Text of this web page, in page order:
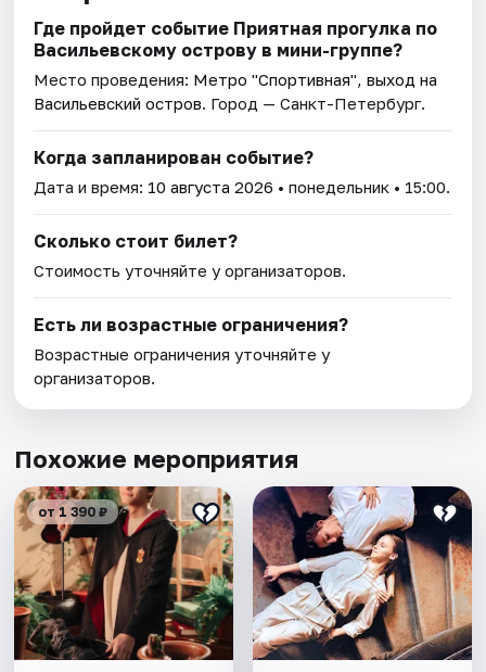
Где пройдет событие Приятная прогулка по
Васильевскому острову в мини-группе?
Место проведения: Метро "Спортивная", выход на
Васильевский остров. Город — Санкт-Петербург.
Когда запланирован событие?
Дата и время: 10 августа 2026 • понедельник • 15:00.
Сколько стоит билет?
Стоимость уточняйте у организаторов.
Есть ли возрастные ограничения?
Возрастные ограничения уточняйте у
организаторов.
Похожие мероприятия
от 1 390 ₽